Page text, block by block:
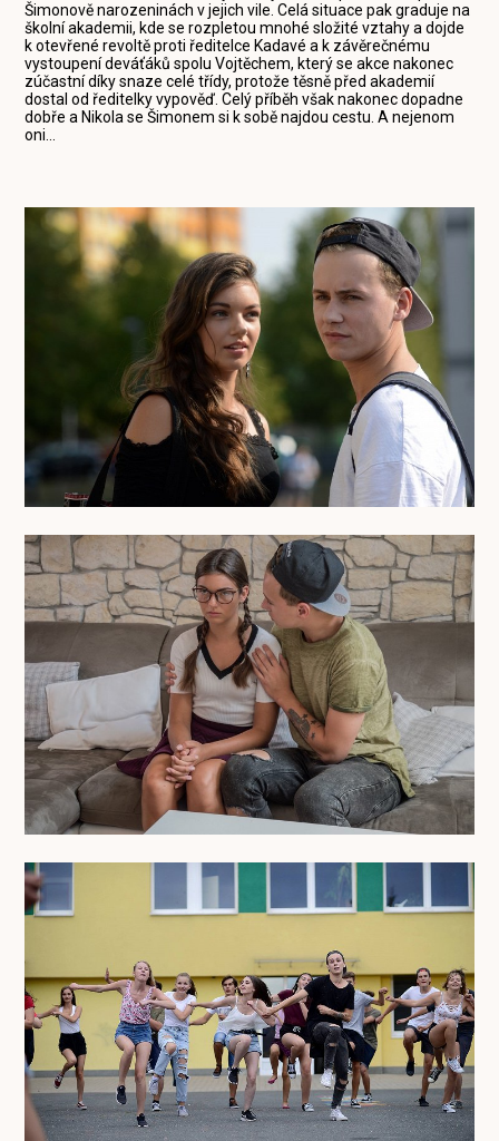
Šimonově narozeninách v jejich vile. Celá situace pak graduje na
školní akademii, kde se rozpletou mnohé složité vztahy a dojde
k otevřené revoltě proti ředitelce Kadavé a k závěrečnému
vystoupení deváťáků spolu Vojtěchem, který se akce nakonec
zúčastní díky snaze celé třídy, protože těsně před akademií
dostal od ředitelky vypověď. Celý příběh však nakonec dopadne
dobře a Nikola se Šimonem si k sobě najdou cestu. A nejenom
oni...